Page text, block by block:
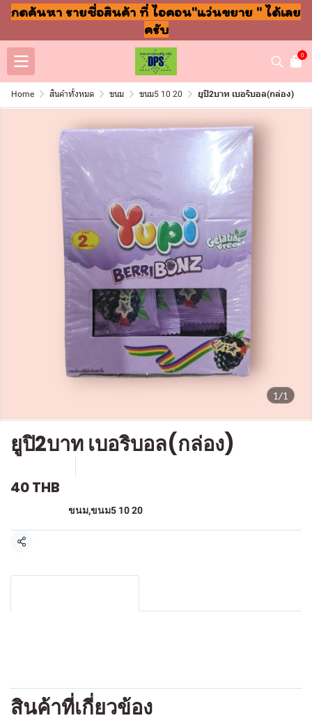
กดค้นหา รายชื่อสินค้า ที่ ไอคอน"แว่นขยาย " ได้เลย
ครับ
0
Home สินค้าทั้งหมด ขนม ขนม5 10 20 ยูปิ2บาท เบอริบอล(กล่อง)
1/1
ยูปิ2บาท เบอริบอล(กล่อง)
40 THB
ขนม,ขนม5 10 20
แชร์
สินค้าที่เกี่ยวข้อง